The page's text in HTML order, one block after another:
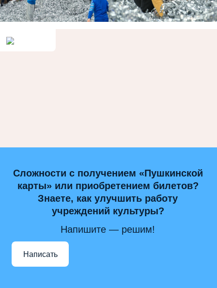
Сложности с получением «Пушкинской
карты» или приобретением билетов?
Знаете, как улучшить работу
учреждений культуры?
Напишите — решим!
Написать